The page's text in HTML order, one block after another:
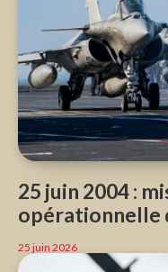
25 juin 2004 :
opérationnelle
25 juin 2026